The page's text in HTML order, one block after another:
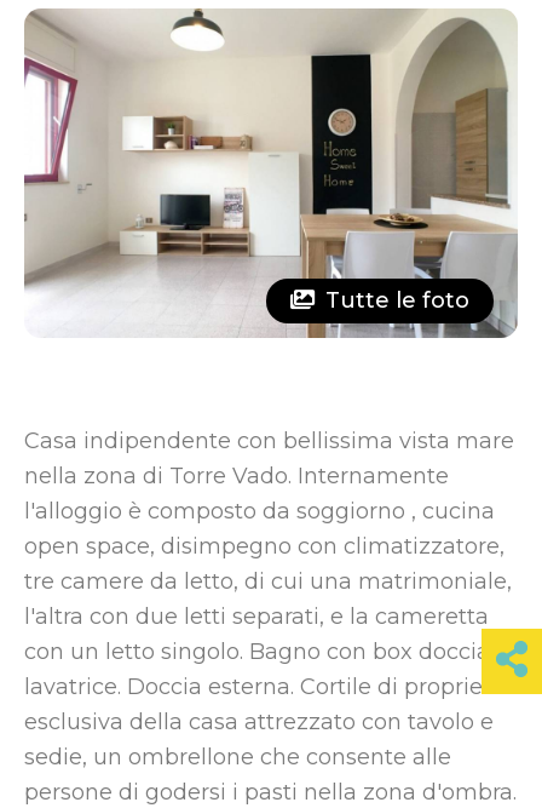
Tutte le foto
Casa indipendente con bellissima vista mare
nella zona di Torre Vado. Internamente
l'alloggio è composto da soggiorno , cucina
open space, disimpegno con climatizzatore,
tre camere da letto, di cui una matrimoniale,
l'altra con due letti separati, e la cameretta
con un letto singolo. Bagno con box doccia e
lavatrice. Doccia esterna. Cortile di proprietà
esclusiva della casa attrezzato con tavolo e
sedie, un ombrellone che consente alle
persone di godersi i pasti nella zona d'ombra.